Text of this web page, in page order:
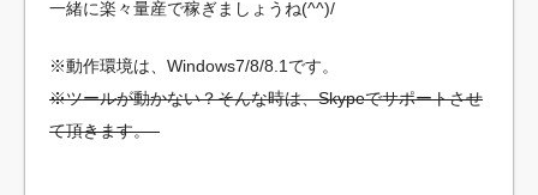
一緒に楽々量産で稼ぎましょうね(^^)/
※動作環境は、Windows7/8/8.1です。
※ツールが動かない？そんな時は、Skypeでサポートさせ
て頂きます。